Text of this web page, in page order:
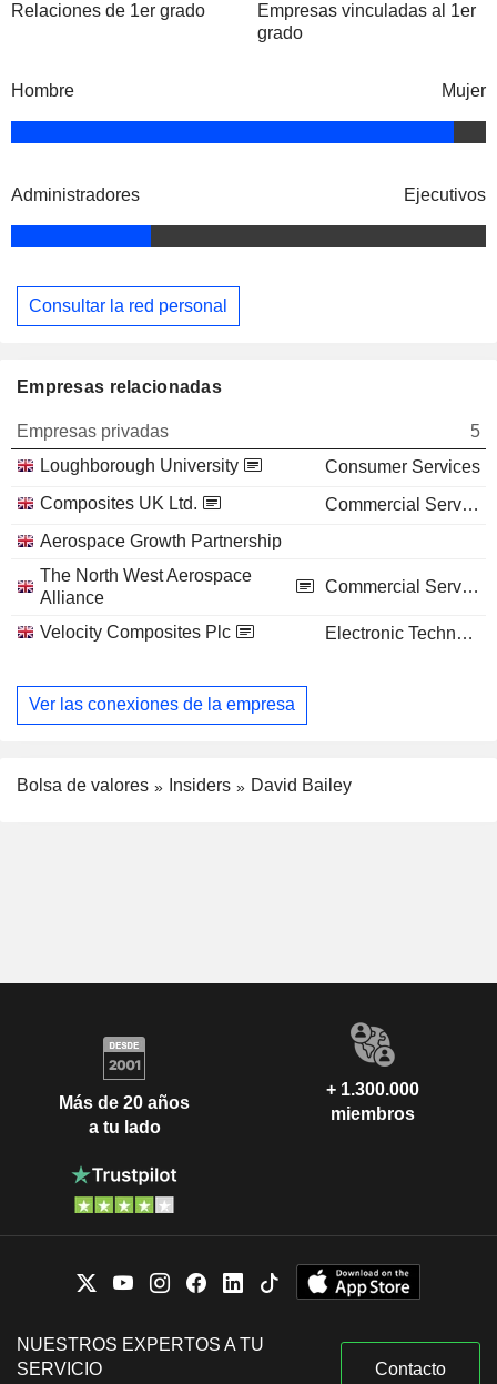
Relaciones de 1er grado
Empresas vinculadas al 1er
grado
Hombre Mujer
Administradores Ejecutivos
Consultar la red personal
Empresas relacionadas
Empresas privadas
5
Loughborough University
Consumer Services
Composites UK Ltd.
Commercial Services
Aerospace Growth Partnership
The North West Aerospace
Alliance
Commercial Services
Velocity Composites Plc Electronic Technology
Ver las conexiones de la empresa
Bolsa de valores Insiders David Bailey
Más de 20 años
a tu lado
+ 1.300.000
miembros
NUESTROS EXPERTOS A TU
SERVICIO
Contacto